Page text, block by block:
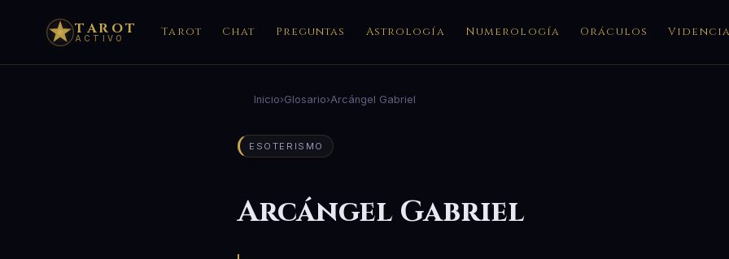
TAROT
ACTIVO Tarot Chat Preguntas Astrología Numerología Oráculos Videncia
Inicio›Glosario›Arcángel Gabriel
ESOTERISMO
Arcángel Gabriel